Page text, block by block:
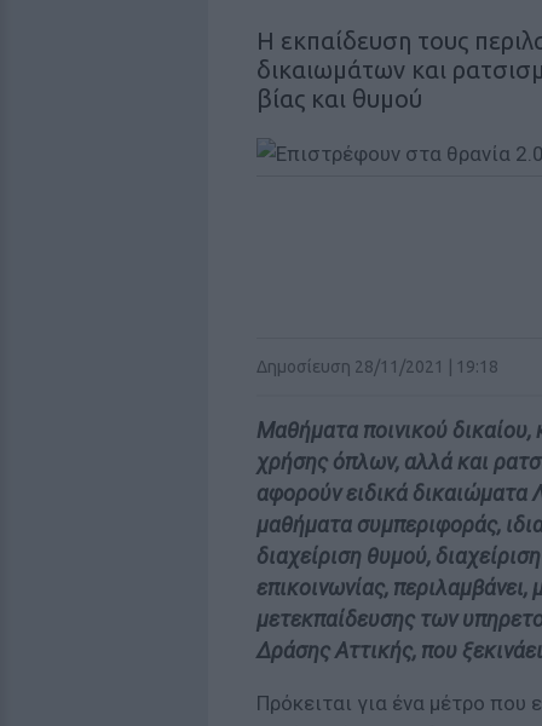
Η εκπαίδευση τους
δικαιωμάτων και
βίας και θυμού
Δημοσίευση 28/11/2021 | 19:18
Μαθήματα ποινικού δικαίου,
χρήσης όπλων, αλλά και
αφορούν ειδικά δικαιώματα
μαθήματα συμπεριφοράς,
διαχείριση θυμού,
επικοινωνίας,
μετεκπαίδευσης των
Δράσης Αττικής, που
Πρόκειται για ένα μέτρο που